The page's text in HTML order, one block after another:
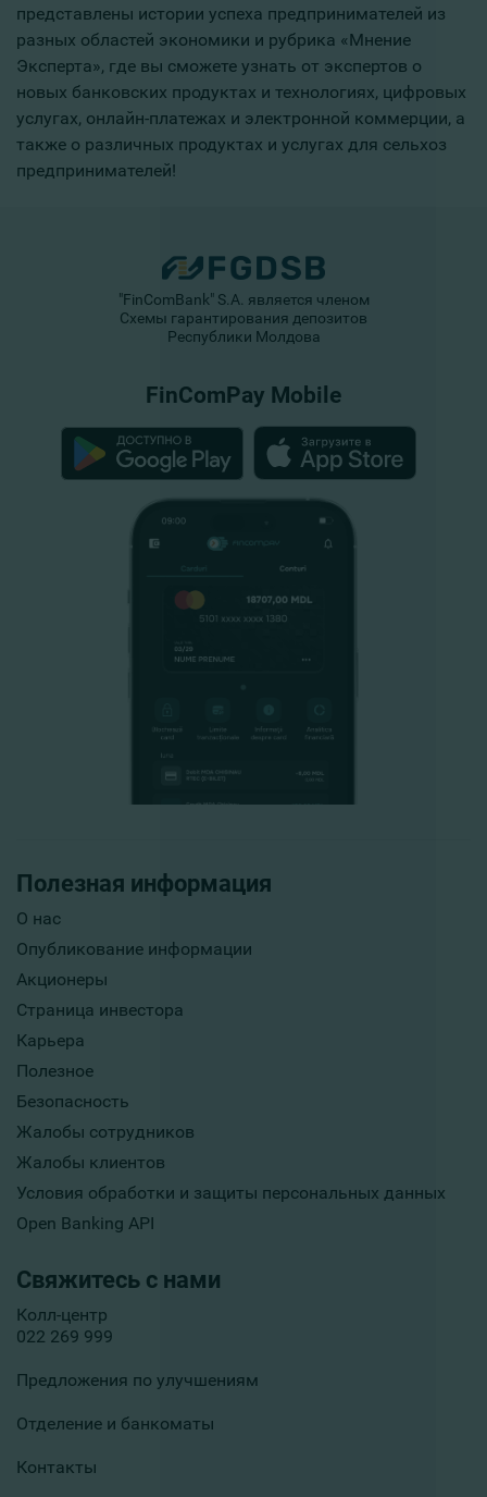
представлены истории успеха предпринимателей из
разных областей экономики и рубрика «Мнение
Эксперта», где вы сможете узнать от экспертов о
новых банковских продуктах и технологиях, цифровых
услугах, онлайн-платежах и электронной коммерции, а
также о различных продуктах и услугах для сельхоз
предпринимателей!
Полезная информация
О нас
Опубликование информации
Акционеры
Страница инвестора
Карьера
Полезное
Безопасность
Жалобы сотрудников
Жалобы клиентов
Условия обработки и защиты персональных данных
Open Banking API
Свяжитесь с нами
Колл-центр
022 269 999
Предложения по улучшениям
Отделение и банкоматы
Контакты
"FinComBank" S.A. является членом
Схемы гарантирования депозитов
Республики Молдова
FinComPay Mobile